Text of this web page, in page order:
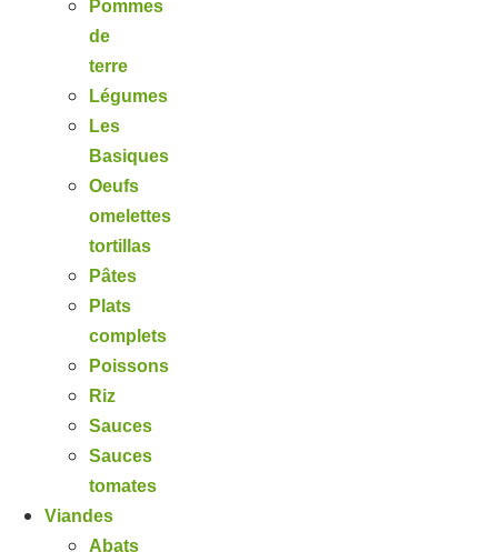
Pommes
de
terre
Légumes
Les
Basiques
Oeufs
omelettes
tortillas
Pâtes
Plats
complets
Poissons
Riz
Sauces
Sauces
tomates
Viandes
Abats